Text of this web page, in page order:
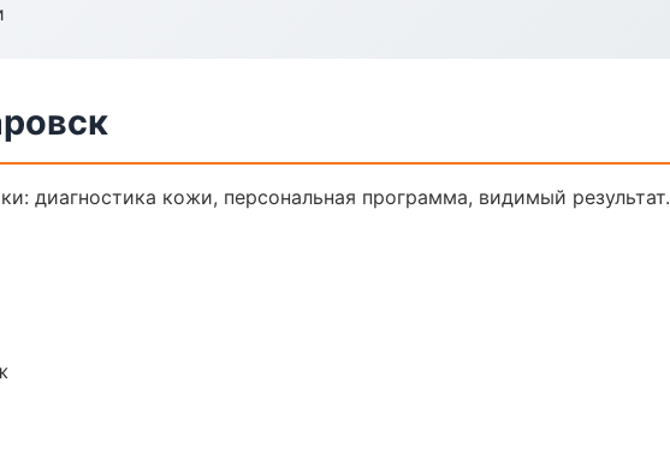
диагностика кожи, персональная программа, видимый результат.